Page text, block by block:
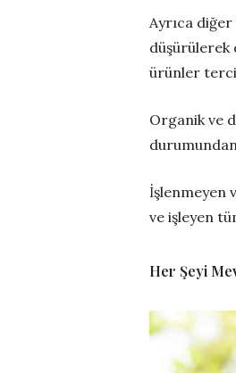
Ayrıca
düşürülerek
ürünler
Organik ve
İşlenmeyen
ve işleyen
Her Şeyi